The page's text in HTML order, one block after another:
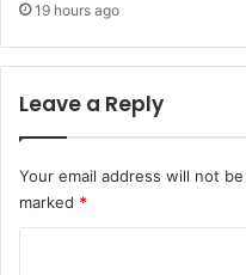
19 hours ago
Leave a Reply
Your email address will not
marked *